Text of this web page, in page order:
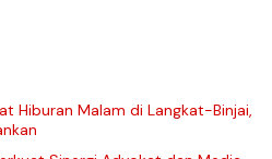
Hiburan Malam di Langkat-Binjai,